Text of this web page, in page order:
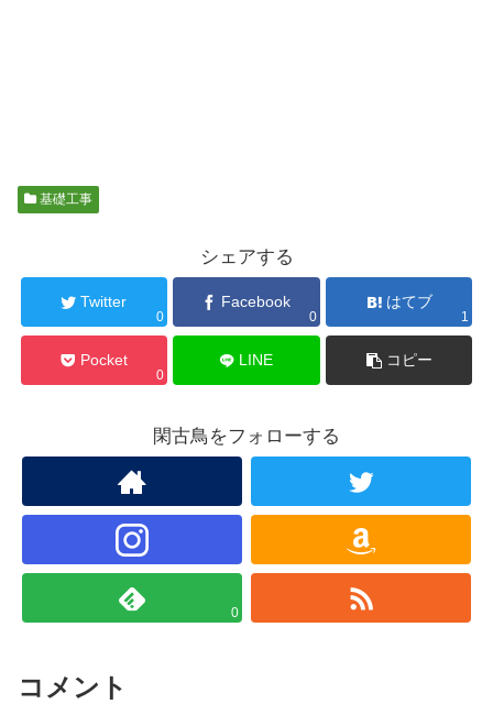
基礎工事
シェアする
Twitter
0
Facebook
0
はてブ
1
Pocket
0
LINE コピー
閑古鳥をフォローする
0
コメント